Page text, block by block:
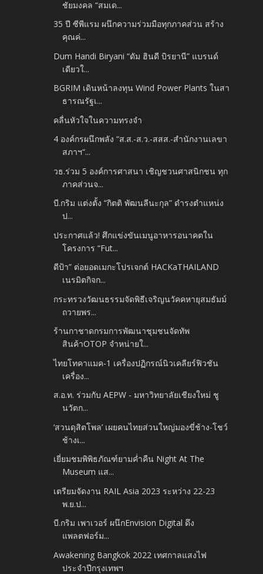
ชัยมงคล “สมเด...
35 ปี ซีพีแรม ผนึกความร่วมมือทุกภาคส่วน สร้าง
คุณค่...
Dum Handi Biryani “ดัม ฮินดี บิรยานี” แบรนด์
เดียวใ...
BGRIM เดินหน้าลงทุน Wind Power Plants ในสา
ธารณรัฐเ...
คลื่นหัวใจในความทรงจำ
4 องค์กรผนึกพลัง “ส.ส.-ส.ว.-สสส.-สำนักงานเลขา
สภาฯ“...
วธ.ร่วม 5 องค์การศาสนา เชิญชวนศาสนิกชน ทุก
ภาคส่วนจ...
บี.กริม แต่งตั้ง “กิตติ พัฒนลีนะกุล” ดำรงตำแหน่ง
ป...
ประกาศแล้ว! ศึกแข่งขันเมนูอาหารอนาคตใน
โครงการ “Fut...
ดีป้า” ต่อยอดเมกะโปรเจกต์ HACKaTHAILAND
เนรมิตกิจก...
กระทรวงวัฒนธรรมจัดพิธีเจริญนวัคคหายุสมธัมม์
ถวายพร...
ร้านกาชาดกรมการพัฒนาชุมชนจัดทัพ
สินค้าOTOP จำหน่ายใ...
ไทยโทคาแมค-1 เครื่องปฏิกรณ์นิวเคลียร์ฟิวชัน
เครื่อง...
ส.อ.ท. ร่วมกับ AEPW - มหาวิทยาลัยเชียงใหม่ ชู
นวัตก...
‘สวนดุสิตโพล’ เผยคนไทยส่วนใหญ่มองขี่ช้าง-โชว์
ช้างเ...
เยี่ยมชมพิพิธภัณฑ์ยามค่ำคืน Night At The
Museum แส...
เตรียมจัดงาน RAIL Asia 2023 ระหว่าง 22-23
พ.ย.ป...
บี.กริม เพาเวอร์ ผนึกEnvision Digital ดึง
แพลตฟอร์ม...
Awakening Bangkok 2022 เทศกาลแสงไฟ
ประจำปีกรุงเทพฯ